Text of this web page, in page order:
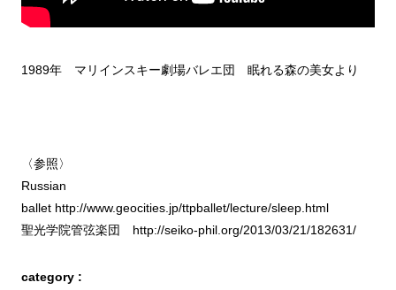
1989年 マリインスキー劇場バレエ団 眠れる森の美女より
〈参照〉
Russian
ballet http://www.geocities.jp/ttpballet/lecture/sleep.html
聖光学院管弦楽団 http://seiko-phil.org/2013/03/21/182631/
category :